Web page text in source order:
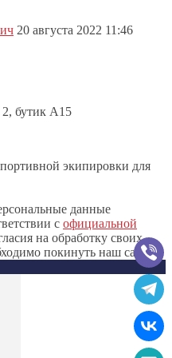
20 августа 2022 11:46
2, бутик А15
экипировки для
данные
с официальной
на обработку своих
покинуть наш сайт.